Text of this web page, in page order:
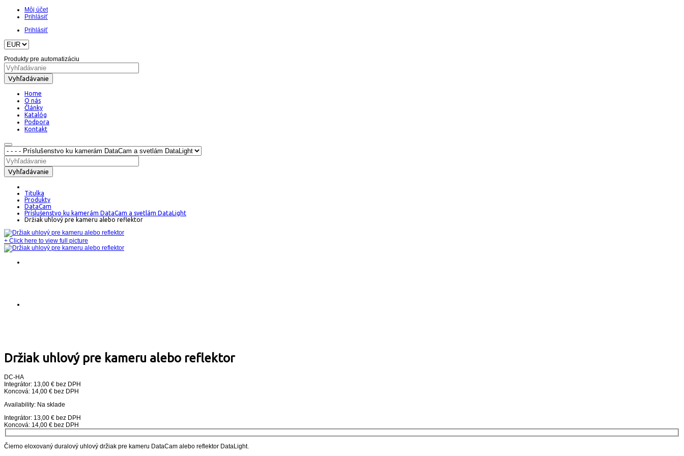
Môj účet
Prihlásiť
Prihlásiť
Produkty pre automatizáciu
Vyhľadávanie
Home
O nás
Články
Katalóg
Podpora
Kontakt
Vyhľadávanie
Titulka
Produkty
DataCam
Príslušenstvo ku kamerám DataCam a svetlám DataLight
Držiak uhlový pre kameru alebo reflektor
+ Click here to view full picture
Držiak uhlový pre kameru alebo reflektor
DC-HA
Integrátor: 13,00 € bez DPH
Koncová: 14,00 € bez DPH
Availability: Na sklade
Integrátor: 13,00 € bez DPH
Koncová: 14,00 € bez DPH
Čierno eloxovaný duralový uhlový držiak pre kameru DataCam alebo reflektor DataLight.